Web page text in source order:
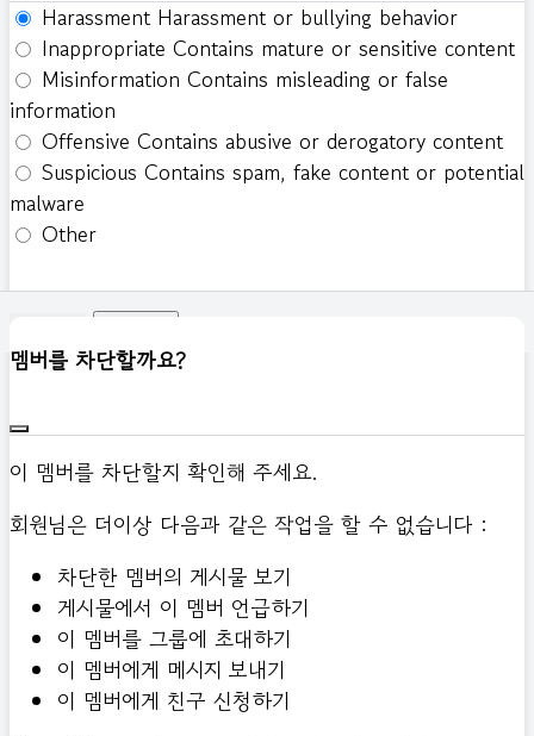
Harassment Harassment or bullying behavior
Inappropriate Contains mature or sensitive content
Misinformation Contains misleading or false
information
Offensive Contains abusive or derogatory content
Suspicious Contains spam, fake content or potential
malware
Other
멤버를 차단할까요?
이 멤버를 차단할지 확인해 주세요.
회원님은 더이상 다음과 같은 작업을 할 수 없습니다 :
차단한 멤버의 게시물 보기
게시물에서 이 멤버 언급하기
이 멤버를 그룹에 초대하기
이 멤버에게 메시지 보내기
이 멤버에게 친구 신청하기